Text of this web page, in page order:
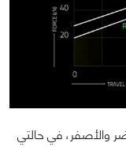
والأصفر، في حالتي